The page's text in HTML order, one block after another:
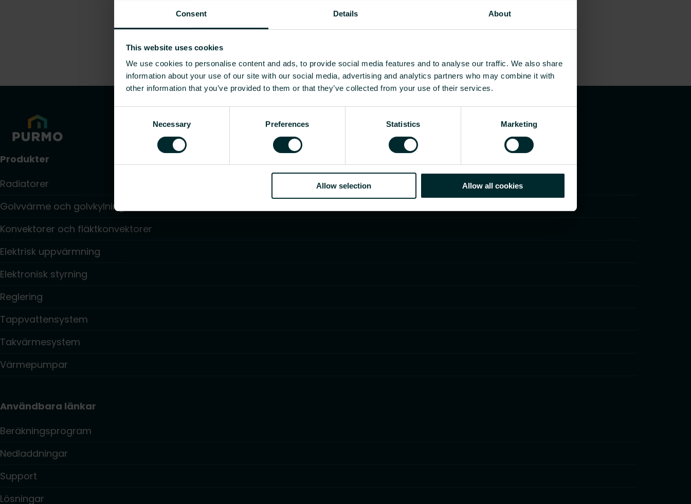
Consent Details About
This website uses cookies
We use cookies to personalise content and ads, to provide social media features and to analyse our traffic. We also share
information about your use of our site with our social media, advertising and analytics partners who may combine it with
other information that you’ve provided to them or that they’ve collected from your use of their services.
Necessary Preferences Statistics Marketing
Allow selection Allow all cookies
Produkter
Radiatorer
Golvvärme och golvkylning
Konvektorer och fläktkonvektorer
Elektrisk uppvärmning
Elektronisk styrning
Reglering
Tappvattensystem
Takvärmesystem
Värmepumpar
Användbara länkar
Beräkningsprogram
Nedladdningar
Support
Lösningar